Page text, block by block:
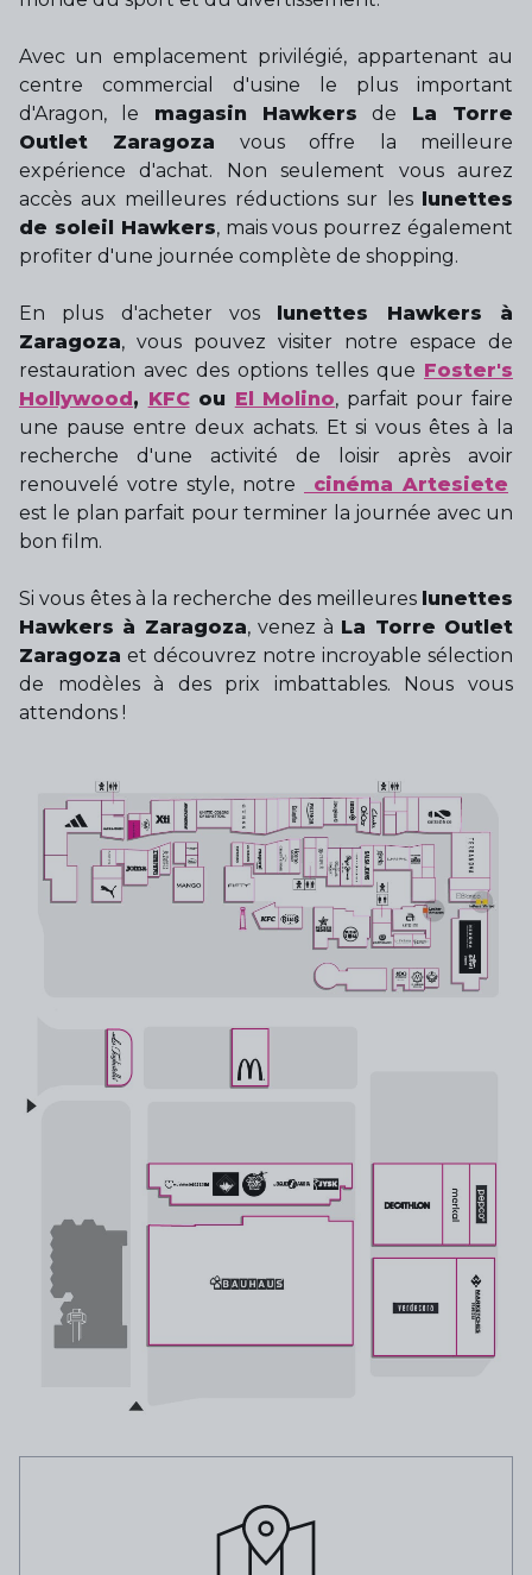
Avec un emplacement privilégié, appartenant au
centre commercial d'usine le plus important
d'Aragon, le magasin Hawkers de La Torre
Outlet Zaragoza vous offre la meilleure
expérience d'achat. Non seulement vous aurez
accès aux meilleures réductions sur les lunettes
de soleil Hawkers, mais vous pourrez également
profiter d'une journée complète de shopping.
En plus d'acheter vos lunettes Hawkers à
Zaragoza, vous pouvez visiter notre espace de
restauration avec des options telles que Foster's
Hollywood, KFCou El Molino, parfait pour faire
une pause entre deux achats. Et si vous êtes à la
recherche d'une activité de loisir après avoir
renouvelé votre style, notre
cinéma Artesiete
est le plan parfait pour terminer la journée avec un
bon film.
Si vous êtes à la recherche des meilleures lunettes
Hawkers à Zaragoza, venez à La Torre Outlet
Zaragoza et découvrez notre incroyable sélection
de modèles à des prix imbattables. Nous vous
attendons !